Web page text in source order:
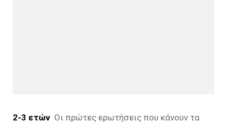
2-3 ετών Οι πρώτες ερωτήσεις που κάνουν τα